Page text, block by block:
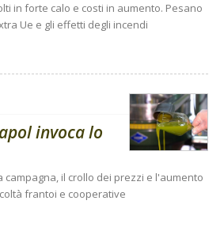
in forte calo e costi in aumento. Pesano
Ue e gli effetti degli incendi
invoca lo
campagna, il crollo dei prezzi e l'aumento
frantoi e cooperative